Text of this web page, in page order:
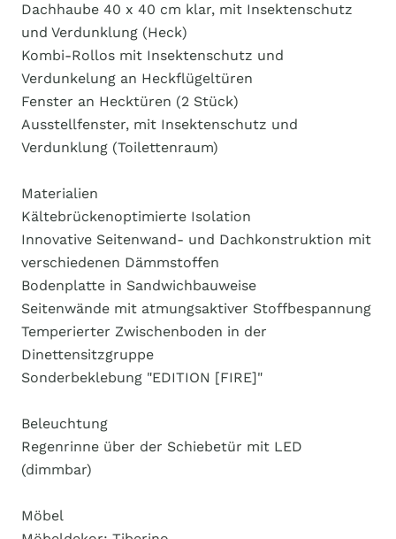
Dachhaube 40 x 40 cm klar, mit Insektenschutz
und Verdunklung (Heck)
Kombi-Rollos mit Insektenschutz und
Verdunkelung an Heckflügeltüren
Fenster an Hecktüren (2 Stück)
Ausstellfenster, mit Insektenschutz und
Verdunklung (Toilettenraum)
Materialien
Kältebrückenoptimierte Isolation
Innovative Seitenwand- und Dachkonstruktion mit
verschiedenen Dämmstoffen
Bodenplatte in Sandwichbauweise
Seitenwände mit atmungsaktiver Stoffbespannung
Temperierter Zwischenboden in der
Dinettensitzgruppe
Sonderbeklebung "EDITION [FIRE]"
Beleuchtung
Regenrinne über der Schiebetür mit LED
(dimmbar)
Möbel